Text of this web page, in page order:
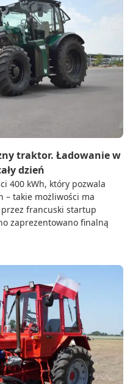
traktor. Ładowanie w
dzień
400 kWh, który pozwala
– takie możliwości ma
francuski startup
zaprezentowano finalną